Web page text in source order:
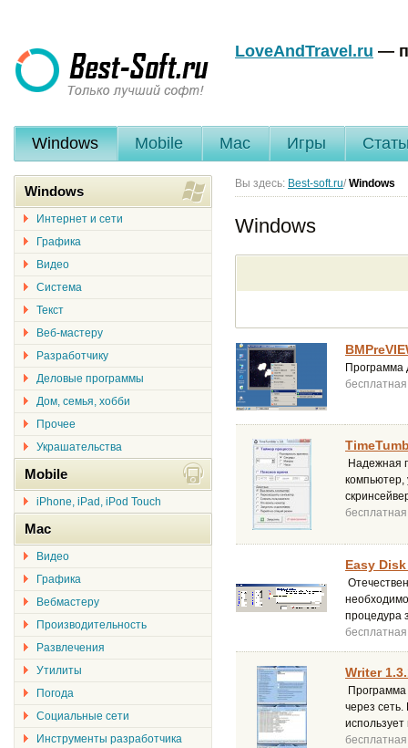
LoveAndTravel.ru —
Windows Mobile Mac Игры
Вы здесь: Best-soft.ru/ Windows
Windows
Программа
бесплатная
Надежная
компьютер,
бесплатная
Easy
процедура
бесплатная
Writer
Программа
через
Windows
Интернет и сети
Графика
Видео
Система
Текст
Веб-мастеру
Разработчику
Деловые программы
Дом, семья, хобби
Прочее
Украшательства
Mobile
iPhone, iPad, iPod Touch
Mac
Видео
Графика
Вебмастеру
Производительность
Развлечения
Утилиты
Погода
Социальные сети
Инструменты разработчика